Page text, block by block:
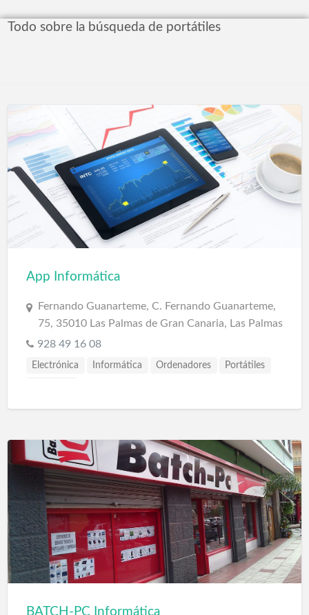
Todo sobre la búsqueda de portátiles
App Informática
Fernando Guanarteme, C. Fernando Guanarteme,
75, 35010 Las Palmas de Gran Canaria, Las Palmas
928 49 16 08
Electrónica Informática Ordenadores Portátiles
BATCH-PC Informática